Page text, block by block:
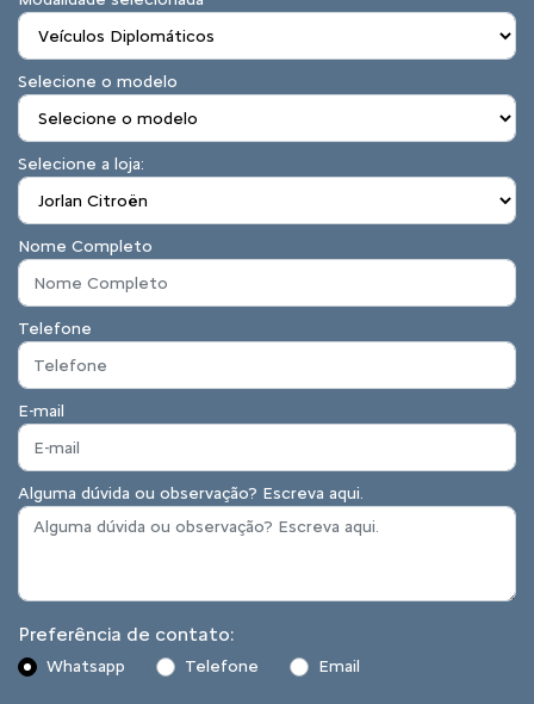
Selecione o modelo
Selecione a loja:
Nome Completo
Telefone
E-mail
Alguma dúvida ou observação? Escreva aqui.
Preferência de contato:
Whatsapp Telefone Email